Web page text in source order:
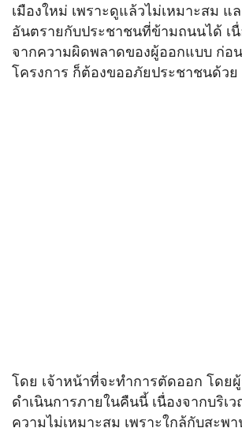
เมืองใหม่ เพราะดูแล้วไม่เหมาะสม แ
อันตรายกับประชาชนที่ข้ามถนนได้ เนื่
จากความผิดพลาดของผู้ออกแบบ ก่อ
โครงการ ก็ต้องขออภัยประชาชนด้วย
โดย เจ้าหน้าที่จะทำการตัดออก โดยผู้
ดำเนินการภายในคืนนี้ เนื่องจากบริเ
ความไม่เหมาะสม เพราะใกล้กับสะพ